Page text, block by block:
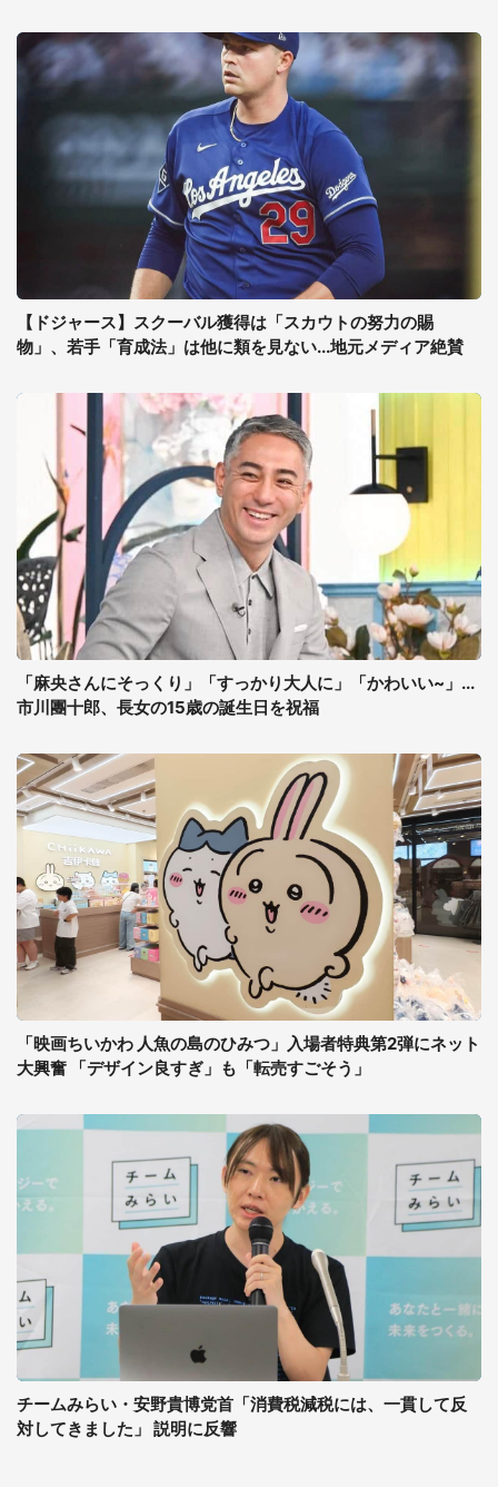
【ドジャース】スクーバル獲得は「スカウトの努力の賜
物」、若手「育成法」は他に類を見ない...地元メディア絶賛
「麻央さんにそっくり」「すっかり大人に」「かわいい~」...
市川團十郎、長女の15歳の誕生日を祝福
「映画ちいかわ 人魚の島のひみつ」入場者特典第2弾にネット
大興奮 「デザイン良すぎ」も「転売すごそう」
チームみらい・安野貴博党首「消費税減税には、一貫して反
対してきました」 説明に反響